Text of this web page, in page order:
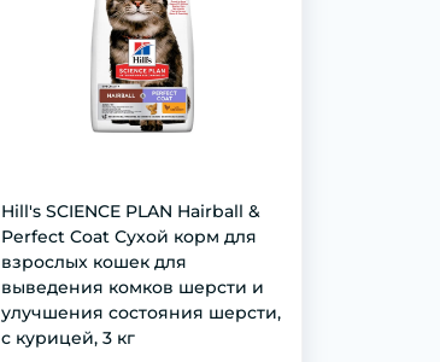
Hill's SCIENCE PLAN Hairball &
Perfect Coat Сухой корм для
взрослых кошек для
выведения комков шерсти и
улучшения состояния шерсти,
с курицей, 3 кг
Функциональное лакомство Brit Care
Dental Snack для кошек, поддержка
здоровья зубов, индейка, 50 г
129 грн
99 грн